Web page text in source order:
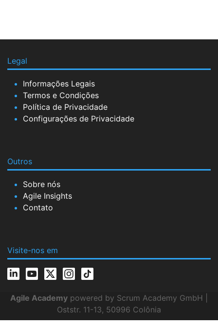
Legal
Informações Legais
Termos e Condições
Política de Privacidade
Configurações de Privacidade
Outros
Sobre nós
Agile Insights
Contato
Visite-nos em
Agile Academy powered by Scrum Academy GmbH |
Oststr. 11-13, 50996 Colônia